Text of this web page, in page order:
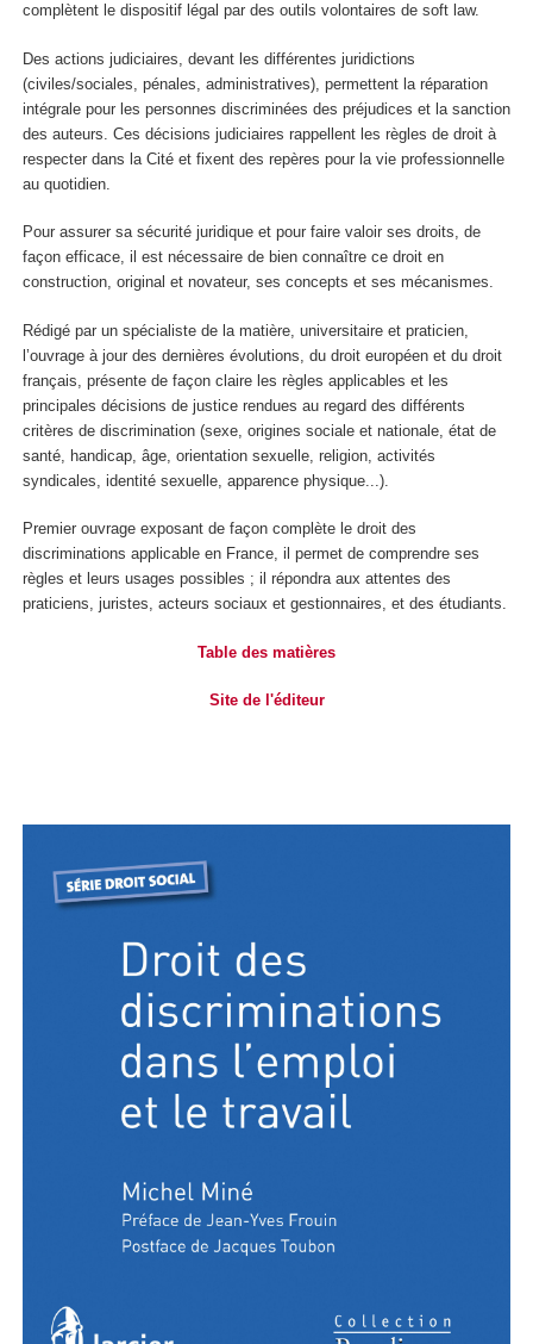
complètent le dispositif légal par des outils volontaires de soft law.
Des actions judiciaires, devant les différentes juridictions
(civiles/sociales, pénales, administratives), permettent la réparation
intégrale pour les personnes discriminées des préjudices et la sanction
des auteurs. Ces décisions judiciaires rappellent les règles de droit à
respecter dans la Cité et fixent des repères pour la vie professionnelle
au quotidien.
Pour assurer sa sécurité juridique et pour faire valoir ses droits, de
façon efficace, il est nécessaire de bien connaître ce droit en
construction, original et novateur, ses concepts et ses mécanismes.
Rédigé par un spécialiste de la matière, universitaire et praticien,
l’ouvrage à jour des dernières évolutions, du droit européen et du droit
français, présente de façon claire les règles applicables et les
principales décisions de justice rendues au regard des différents
critères de discrimination (sexe, origines sociale et nationale, état de
santé, handicap, âge, orientation sexuelle, religion, activités
syndicales, identité sexuelle, apparence physique...).
Premier ouvrage exposant de façon complète le droit des
discriminations applicable en France, il permet de comprendre ses
règles et leurs usages possibles ; il répondra aux attentes des
praticiens, juristes, acteurs sociaux et gestionnaires, et des étudiants.
Table des matières
Site de l'éditeur